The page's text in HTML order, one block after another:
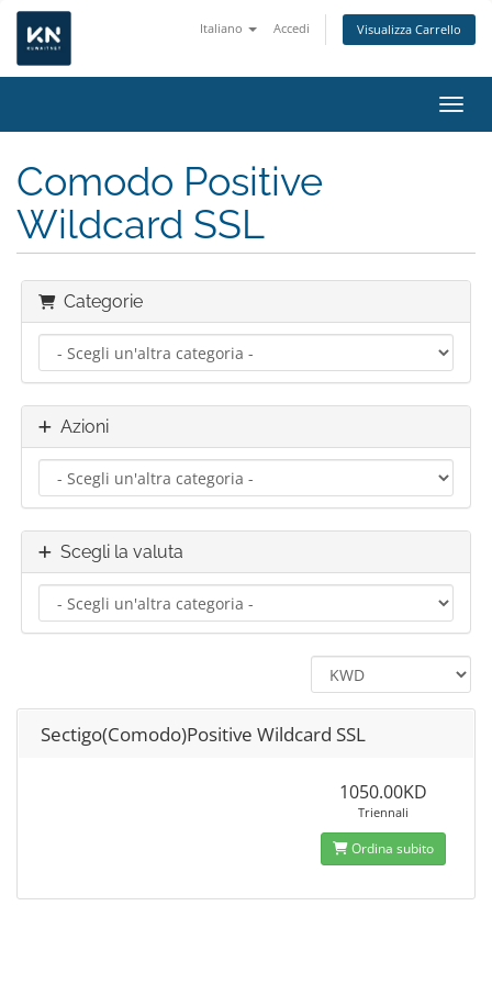
Italiano Accedi Visualizza Carrello
Comodo Positive
Wildcard SSL
Categorie
Azioni
Scegli la valuta
Sectigo(Comodo)Positive Wildcard SSL
1050.00KD
Triennali
Ordina subito